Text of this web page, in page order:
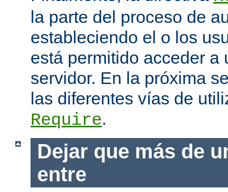
la parte del proceso de
estableciendo el o los
está permitido acceder a
servidor. En la próxima
las diferentes vías de
Require.
Dejar que más de
entre